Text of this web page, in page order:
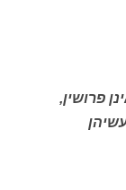
פרושין,